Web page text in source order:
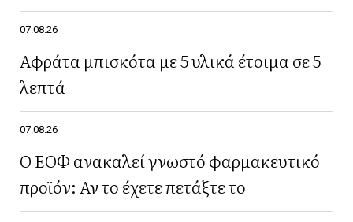
07.08.26
Αφράτα μπισκότα με 5 υλικά έτοιμα σε 5
λεπτά
07.08.26
Ο ΕΟΦ ανακαλεί γνωστό φαρμακευτικό
προϊόν: Αν το έχετε πετάξτε το